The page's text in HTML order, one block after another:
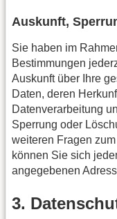
Auskunft,
Sie haben im
Bestimmungen
Auskunft über Ihre
Daten, deren
Datenverarbeitung
Sperrung oder
weiteren Fragen
können Sie sich
angegebenen
3.